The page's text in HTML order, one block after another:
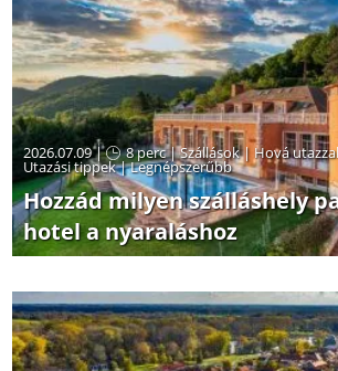
2026.07.09 | 8 perc|Szállások| Hová
Utazási tippek|Legnépszerűbb
Hozzád milyen szálláshely
hotel a nyaraláshoz